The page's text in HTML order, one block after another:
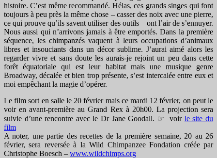
histoire. C’est même recommandé. Hélas, ces grands singes qui font
toujours à peu près la même chose – casser des noix avec une pierre,
ce qui prouve qu’ils savent utiliser des outils – ont l’air de s’ennuyer.
Nous aussi qui n’arrivons jamais à être emportés. Dans la première
séquence, les chimpanzés vaquent à leurs occupations d’animaux
libres et insouciants dans un décor sublime. J’aurai aimé alors les
regarder vivre et sans doute les aurais-je rejoint un peu dans cette
forêt équatoriale qui est leur habitat mais une musique genre
Broadway, décalée et bien trop présente, s’est intercalée entre eux et
moi empêchant la magie d’opérer.
Le film sort en salle le 20 février mais ce mardi 12 février, on peut le
voir en avant-première au Grand Rex à 20h00. La projection sera
suivie d’une rencontre avec le Dr Jane Goodall. ☞ voir le site du
film
A noter, une partie des recettes de la première semaine, 20 au 26
février, sera reversée à la Wild Chimpanzee Fondation créée par
Christophe Boesch – www.wildchimps.org